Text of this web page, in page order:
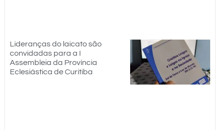
Lideranças do laicato são
convidadas para a I
Assembleia da Província
Eclesiástica de Curitiba